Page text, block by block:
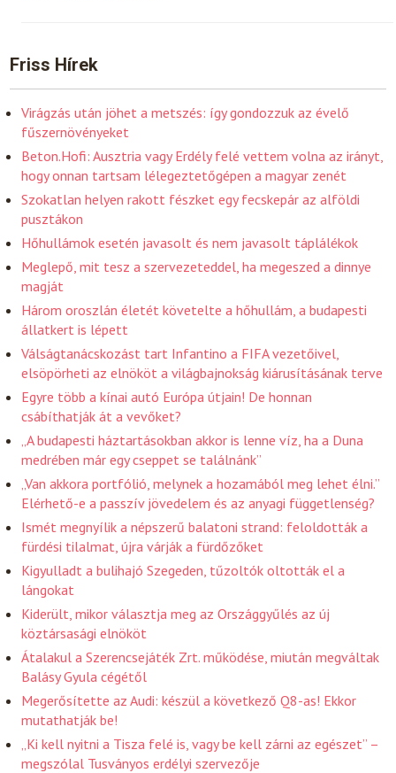
Friss Hírek
Virágzás után jöhet a metszés: így gondozzuk az évelő
fűszernövényeket
Beton.Hofi: Ausztria vagy Erdély felé vettem volna az irányt,
hogy onnan tartsam lélegeztetőgépen a magyar zenét
Szokatlan helyen rakott fészket egy fecskepár az alföldi
pusztákon
Hőhullámok esetén javasolt és nem javasolt táplálékok
Meglepő, mit tesz a szervezeteddel, ha megeszed a dinnye
magját
Három oroszlán életét követelte a hőhullám, a budapesti
állatkert is lépett
Válságtanácskozást tart Infantino a FIFA vezetőivel,
elsöpörheti az elnököt a világbajnokság kiárusításának terve
Egyre több a kínai autó Európa útjain! De honnan
csábíthatják át a vevőket?
„A budapesti háztartásokban akkor is lenne víz, ha a Duna
medrében már egy cseppet se találnánk”
„Van akkora portfólió, melynek a hozamából meg lehet élni.”
Elérhető-e a passzív jövedelem és az anyagi függetlenség?
Ismét megnyílik a népszerű balatoni strand: feloldották a
fürdési tilalmat, újra várják a fürdőzőket
Kigyulladt a bulihajó Szegeden, tűzoltók oltották el a
lángokat
Kiderült, mikor választja meg az Országgyűlés az új
köztársasági elnököt
Átalakul a Szerencsejáték Zrt. működése, miután megváltak
Balásy Gyula cégétől
Megerősítette az Audi: készül a következő Q8-as! Ekkor
mutathatják be!
„Ki kell nyitni a Tisza felé is, vagy be kell zárni az egészet” –
megszólal Tusványos erdélyi szervezője